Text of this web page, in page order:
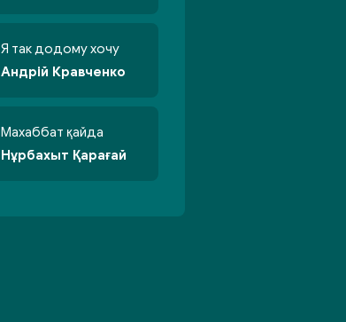
Я так додому хочу
Андрій Кравченко
Махаббат қайда
Нұрбахыт Қарағай